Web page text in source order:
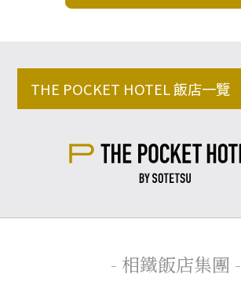
THE POCKET HOTEL 飯店一覽
- 相鐵飯店集團 -